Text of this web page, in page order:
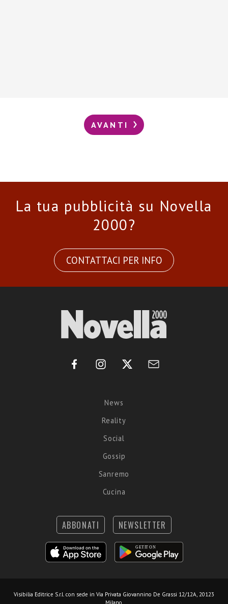
AVANTI
La tua pubblicità su Novella
2000?
CONTATTACI PER INFO
News
Reality
Social
Gossip
Sanremo
Cucina
ABBONATI NEWSLETTER
Visibilia Editrice S.r.l. con sede in Via Privata Giovannino De Grassi 12/12A, 20123
Milano.